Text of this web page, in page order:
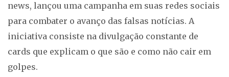
news, lançou uma campanha em suas redes sociais
para combater o avanço das falsas notícias. A
iniciativa consiste na divulgação constante de
cards que explicam o que são e como não cair em
golpes.